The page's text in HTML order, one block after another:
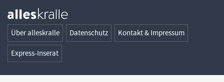
Über alleskralle Datenschutz Kontakt & Impressum
Express-Inserat